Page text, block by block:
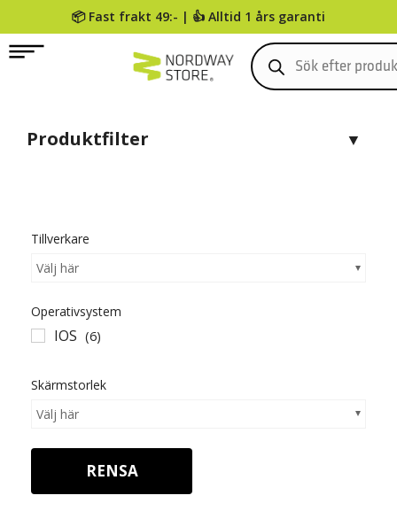
📦 Fast frakt 49:- | 👍 Alltid 1 års garanti
0
Produktfilter
Tillverkare
Välj här
Operativsystem
IOS (6)
Skärmstorlek
Välj här
RENSA